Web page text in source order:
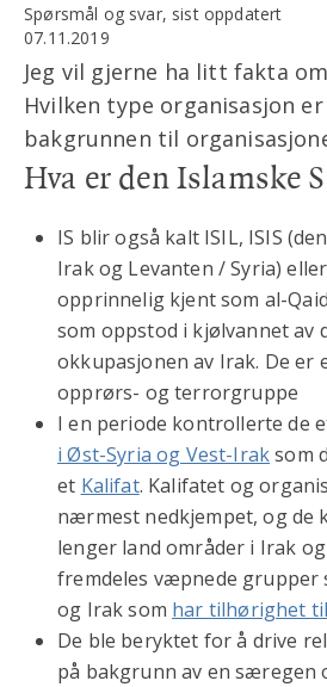
Spørsmål og svar, sist oppdatert
07.11.2019
Jeg vil gjerne ha litt fakta om
Hvilken type organisasjon
bakgrunnen til
Hva er den Islamske
IS blir også kalt ISIL, ISIS
Irak og Levanten / Syria) eller
opprinnelig kjent som al-
som oppstod i kjølvannet av
okkupasjonen av Irak. De er
opprørs- og terrorgruppe
I en periode kontrollerte de
i Øst-Syria og Vest-Iraksom
et Kalifat. Kalifatet og
nærmest nedkjempet, og de
lenger land områder i Irak
fremdeles væpnede grupper
og Irak som har tilhørighet
De ble beryktet for å drive
på bakgrunn av en